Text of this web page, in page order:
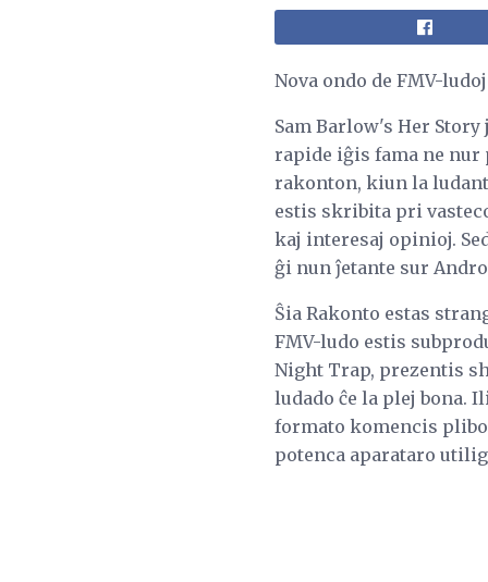
Nova ondo de FMV-
Sam Barlow's Her
rapide iĝis fama ne
rakonton, kiun la
estis skribita pri
kaj interesaj opinioj.
ĝi nun ĵetante sur
Ŝia Rakonto estas
FMV-ludo estis
Night Trap, prezentis
ludado ĉe la plej bona.
formato komencis
potenca aparataro